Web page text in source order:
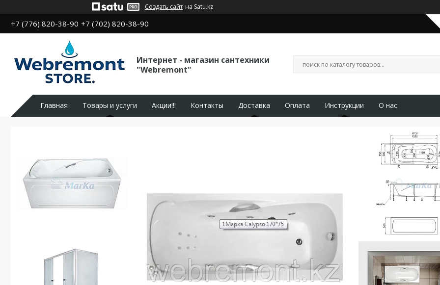
Создать сайт на Satu.kz
+7 (776) 820-38-90 +7 (702) 820-38-90
Интернет - магазин сантехники
"Webremont"
Главная Товары и услуги Акции!!! Контакты Доставка Оплата Инструкции О нас